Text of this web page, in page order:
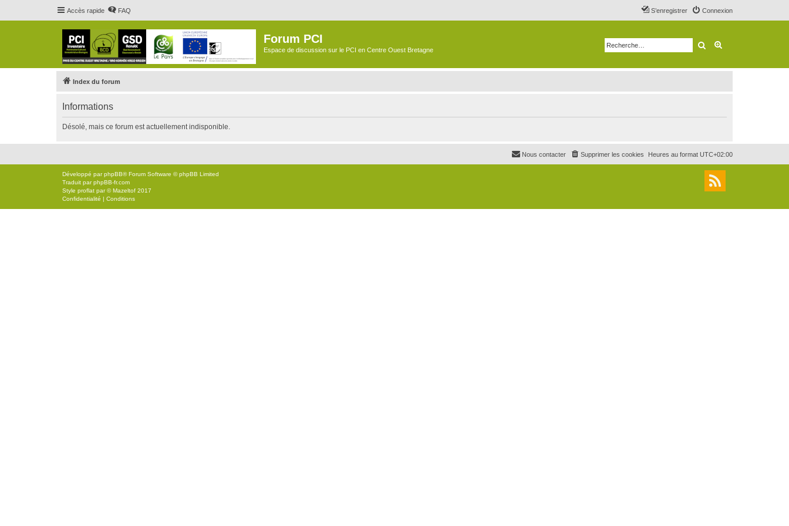
Accès rapide FAQ Connexion
S’enregistrer
Forum PCI
Espace de discussion sur le PCI en Centre Ouest Bretagne Rechercher
Index du forum
Informations
Désolé, mais ce forum est actuellement indisponible.
Heures au format UTC+02:00
Supprimer les cookies
Nous contacter
Développé parphpBB® Forum Software © phpBB Limited
Traduit parphpBB-fr.com
Style proflat par ©Mazeltof 2017
Confidentialité | Conditions